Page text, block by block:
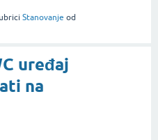
Stanovanje od
uređaj
na